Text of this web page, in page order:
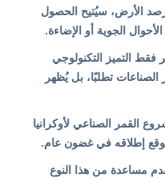
الأرض، سيُتيح الحصول
الجوية أو الإضاءة.
فقط التميز التكنولوجي
تطلبًا، بل يُظهر
القمر الصناعي لأوكرانيا
إطلاقه في غضون عام.
مساعدة من هذا النوع